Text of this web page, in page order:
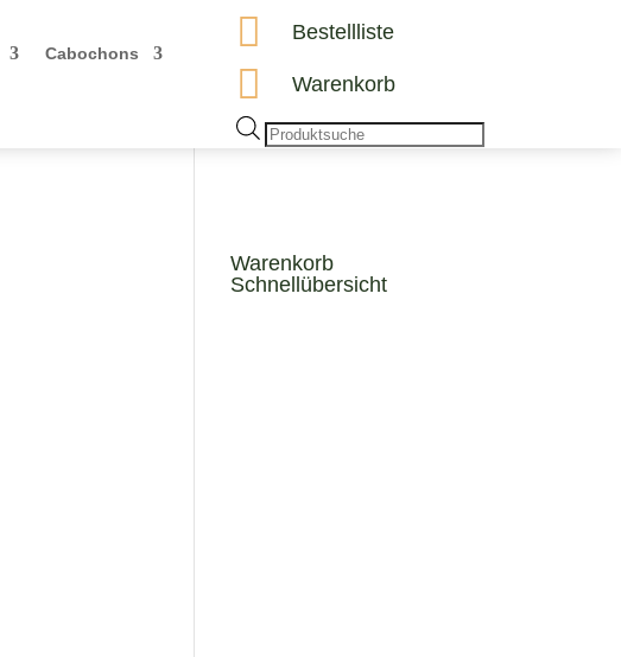
Cabochons
 Bestellliste
 Warenkorb
Products
Warenkorb
Schnellübersicht